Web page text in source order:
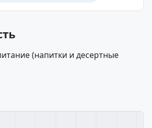
(напитки и десертные